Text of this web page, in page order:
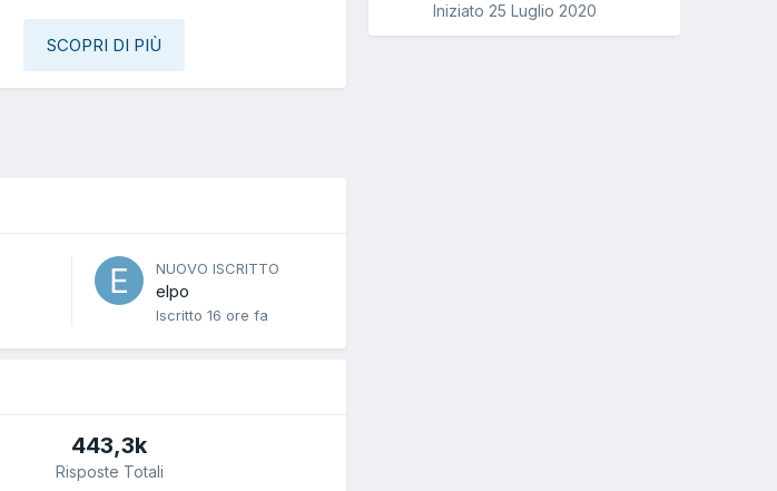
SCOPRI DI PIÙ
NUOVO ISCRITTO
elpo
Iscritto 16 ore fa
443,3k
Risposte Totali
Iniziato 25 Luglio 2020